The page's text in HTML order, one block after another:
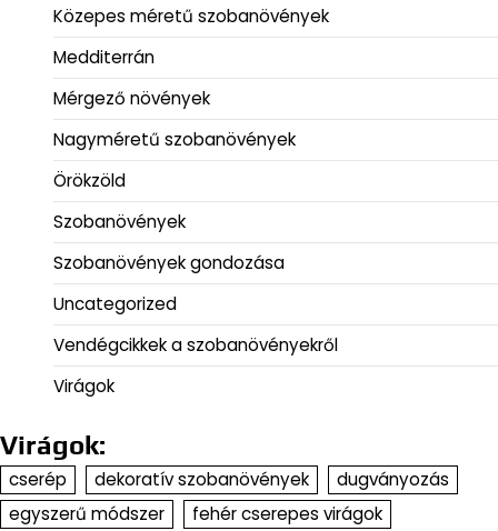
Közepes méretű szobanövények
Medditerrán
Mérgező növények
Nagyméretű szobanövények
Örökzöld
Szobanövények
Szobanövények gondozása
Uncategorized
Vendégcikkek a szobanövényekről
Virágok
Virágok:
cserép dekoratív szobanövények
dugványozás
egyszerű módszer
fehér cserepes virágok